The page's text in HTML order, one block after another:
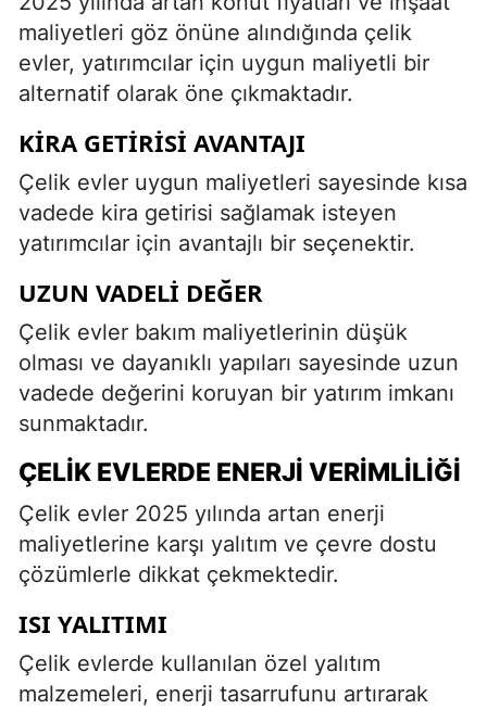
maliyetleri göz önüne alındığında çelik
evler, yatırımcılar için uygun maliyetli bir
alternatif olarak öne çıkmaktadır.
KIRA GETIRISI AVANTAJI
Çelik evler uygun maliyetleri sayesinde kısa
vadede kira getirisi sağlamak isteyen
yatırımcılar için avantajlı bir seçenektir.
UZUN VADELI DEĞER
Çelik evler bakım maliyetlerinin düşük
olması ve dayanıklı yapıları sayesinde uzun
vadede değerini koruyan bir yatırım imkanı
sunmaktadır.
ÇELIK EVLERDE ENERJI VERIMLILIĞI
Çelik evler 2025 yılında artan enerji
maliyetlerine karşı yalıtım ve çevre dostu
çözümlerle dikkat çekmektedir.
ISI YALITIMI
Çelik evlerde kullanılan özel yalıtım
malzemeleri, enerji tasarrufunu artırarak